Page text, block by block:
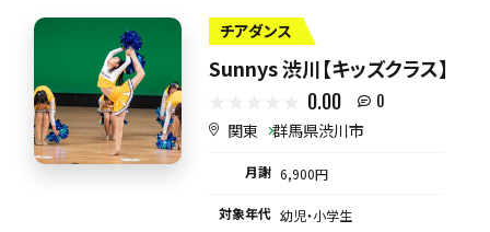
チアダンス
Sunnys 渋川【キッズクラス】
0.00 0
関東 群馬県渋川市
月謝 6,900円
対象年代 幼児・小学生